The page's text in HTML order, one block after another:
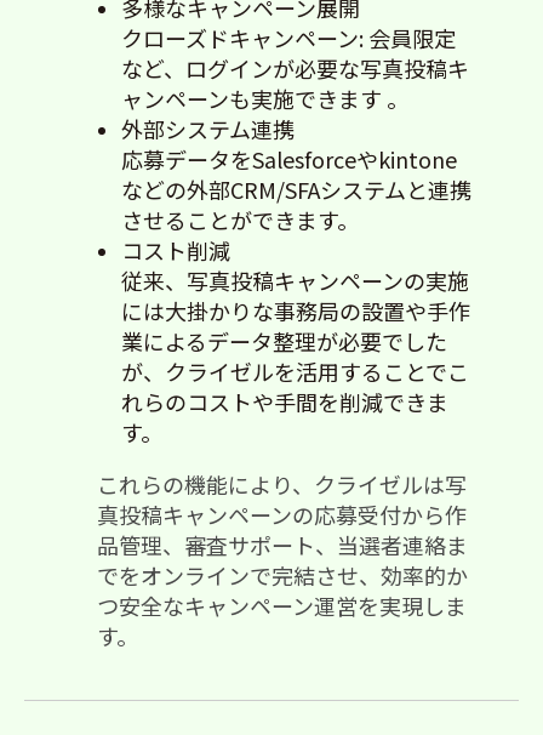
多様なキャンペーン展開
クローズドキャンペーン: 会員限定
など、ログインが必要な写真投稿キ
ャンペーンも実施できます 。
外部システム連携
応募データをSalesforceやkintone
などの外部CRM/SFAシステムと連携
させることができます。
コスト削減
従来、写真投稿キャンペーンの実施
には大掛かりな事務局の設置や手作
業によるデータ整理が必要でした
が、クライゼルを活用することでこ
れらのコストや手間を削減できま
す。
これらの機能により、クライゼルは写
真投稿キャンペーンの応募受付から作
品管理、審査サポート、当選者連絡ま
でをオンラインで完結させ、効率的か
つ安全なキャンペーン運営を実現しま
す。